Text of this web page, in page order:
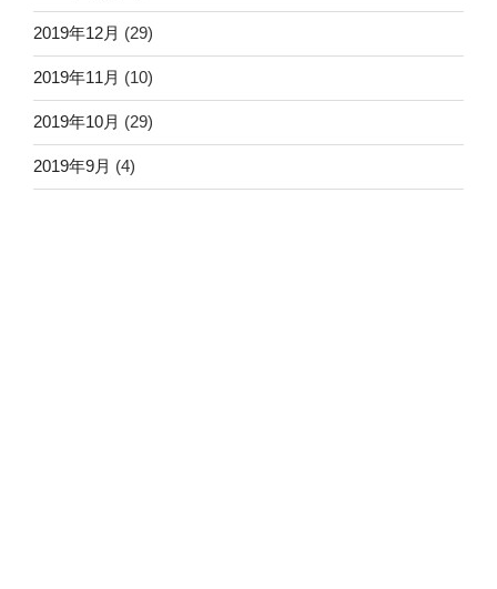
2019年12月 (29)
2019年11月 (10)
2019年10月 (29)
2019年9月 (4)